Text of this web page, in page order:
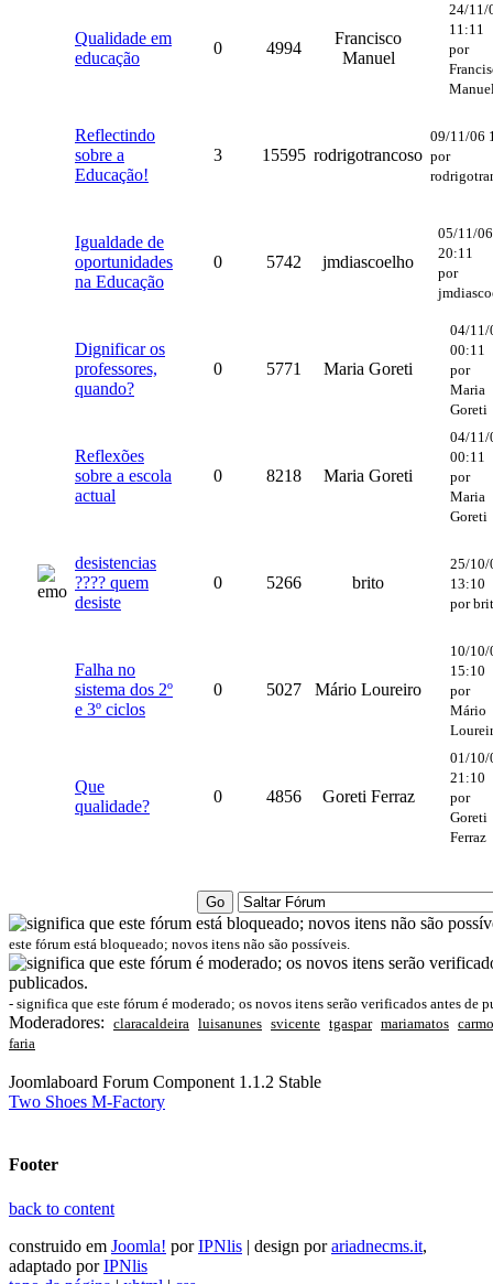
Qualidade em
educação
0 4994
Francisco
Manuel
24/11/
11:11
por
Reflectindo
sobre a
Educação!
3 15595 rodrigotrancoso
09/11/06
por
Igualdade de
oportunidades
na Educação
0 5742 jmdiascoelho
05/11/06
20:11
por
Dignificar os
professores,
quando?
0 5771 Maria Goreti
04/11/
00:11
por
Maria
Goreti
Reflexões
sobre a escola
actual
0 8218 Maria Goreti
04/11/
00:11
por
Maria
Goreti
desistencias
???? quem
desiste
0 5266 brito
25/10/
13:10
por
Falha no
sistema dos 2º
e 3º ciclos
0 5027 Mário Loureiro
10/10/
15:10
por
Mário
Que
qualidade?
0 4856 Goreti Ferraz
01/10/
21:10
por
Goreti
Ferraz
este fórum está bloqueado; novos itens não são possíveis.
- significa que este fórum é moderado; os novos itens serão verificados antes de
Moderadores: claracaldeira luisanunes svicente tgaspar mariamatos
faria
Joomlaboard Forum Component 1.1.2 Stable
Two Shoes M-Factory
Footer
back to content
construido em Joomla! porIPNlis | design porariadnecms.it,
adaptado porIPNlis